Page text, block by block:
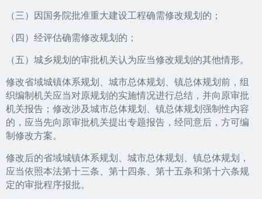
（三）因国务院批准重大建设工程确需修改规划的；
（四）经评估确需修改规划的；
（五）城乡规划的审批机关认为应当修改规划的其他情形。
修改省域城镇体系规划、城市总体规划、镇总体规划前，组
织编制机关应当对原规划的实施情况进行总结，并向原审批
机关报告；修改涉及城市总体规划、镇总体规划强制性内容
的，应当先向原审批机关提出专题报告，经同意后，方可编
制修改方案。
修改后的省域城镇体系规划、城市总体规划、镇总体规划，
应当依照本法第十三条、第十四条、第十五条和第十六条规
定的审批程序报批。